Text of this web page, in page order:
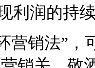
利润的持
营销法”，